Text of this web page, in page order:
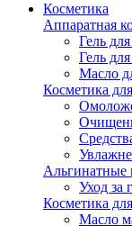
Косметика
Аппаратная
Гель
Гель
Масло
Косметика
Альгинатные
Уход за
Косметика
Масло